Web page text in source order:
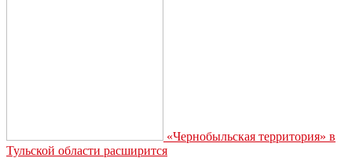
«Чернобыльская территория» в
Тульской области расширится